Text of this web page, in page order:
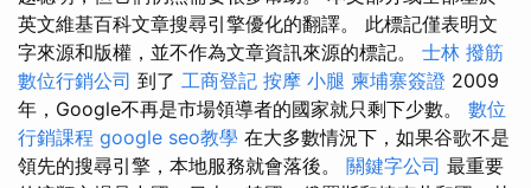
英文維基百科文章搜尋引擎優化的翻譯。 此標記僅表明文
字來源和版權，並不作為文章資訊來源的標記。 士林 撥筋
數位行銷公司 到了 工商登記 按摩 小腿 柬埔寨簽證 2009
年，Google不再是市場領導者的國家就只剩下少數。 數位
行銷課程 google seo教學 在大多數情況下，如果谷歌不是
領先的搜尋引擎，本地服務就會落後。 關鍵字公司 最重要